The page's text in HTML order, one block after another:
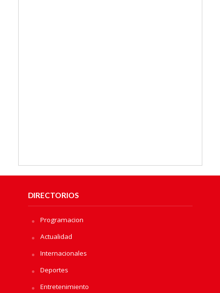
DIRECTORIOS
Programacion
Actualidad
Internacionales
Deportes
Entretenimiento